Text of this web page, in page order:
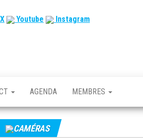
Youtube Instagram
AGENDA MEMBRES
CAMÉRAS